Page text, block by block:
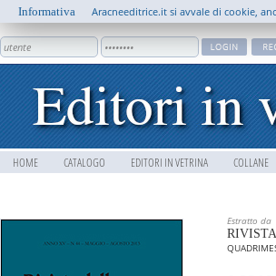
HOME CATALOGO EDITORI IN VETRINA COLLANE
Informativa Aracneeditrice.it si avvale di cookie,
Estratto da